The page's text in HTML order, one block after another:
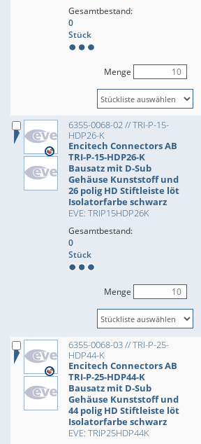
Gesamtbestand:
0
Stück
Menge
6355-0068-02 // TRI-P-15-
HDP26-K
Encitech Connectors AB
TRI-P-15-HDP26-K
Bausatz mit D-Sub
Gehäuse Kunststoff und
26 polig HD Stiftleiste löt
Isolatorfarbe schwarz
EVE: TRIP15HDP26K
Gesamtbestand:
0
Stück
Menge
6355-0068-03 // TRI-P-25-
HDP44-K
Encitech Connectors AB
TRI-P-25-HDP44-K
Bausatz mit D-Sub
Gehäuse Kunststoff und
44 polig HD Stiftleiste löt
Isolatorfarbe schwarz
EVE: TRIP25HDP44K